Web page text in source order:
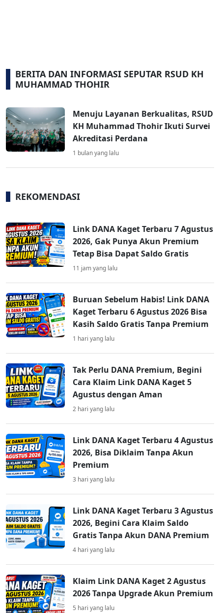
BERITA DAN INFORMASI SEPUTAR RSUD KH
MUHAMMAD THOHIR
Menuju Layanan Berkualitas, RSUD
KH Muhammad Thohir Ikuti Survei
Akreditasi Perdana
1 bulan yang lalu
REKOMENDASI
Link DANA Kaget Terbaru 7 Agustus
2026, Gak Punya Akun Premium
Tetap Bisa Dapat Saldo Gratis
11 jam yang lalu
Buruan Sebelum Habis! Link DANA
Kaget Terbaru 6 Agustus 2026 Bisa
Kasih Saldo Gratis Tanpa Premium
1 hari yang lalu
Tak Perlu DANA Premium, Begini
Cara Klaim Link DANA Kaget 5
Agustus dengan Aman
2 hari yang lalu
Link DANA Kaget Terbaru 4 Agustus
2026, Bisa Diklaim Tanpa Akun
Premium
3 hari yang lalu
Link DANA Kaget Terbaru 3 Agustus
2026, Begini Cara Klaim Saldo
Gratis Tanpa Akun DANA Premium
4 hari yang lalu
Klaim Link DANA Kaget 2 Agustus
2026 Tanpa Upgrade Akun Premium
5 hari yang lalu